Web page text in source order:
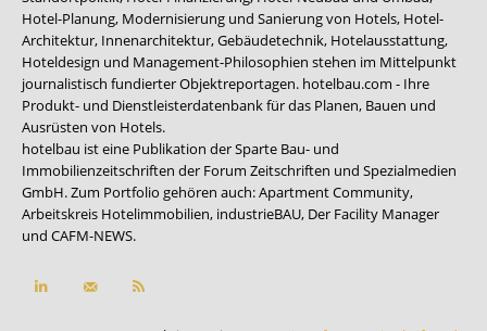
Hotel-Planung, Modernisierung und Sanierung von Hotels, Hotel-
Architektur, Innenarchitektur, Gebäudetechnik, Hotelausstattung,
Hoteldesign und Management-Philosophien stehen im Mittelpunkt
journalistisch fundierter Objektreportagen. hotelbau.com - Ihre
Produkt- und Dienstleisterdatenbank für das Planen, Bauen und
Ausrüsten von Hotels.
hotelbau ist eine Publikation der Sparte Bau- und
Immobilienzeitschriften der Forum Zeitschriften und Spezialmedien
GmbH. Zum Portfolio gehören auch:Apartment Community,
Arbeitskreis Hotelimmobilien, industrieBAU, Der Facility Manager
und CAFM-NEWS.